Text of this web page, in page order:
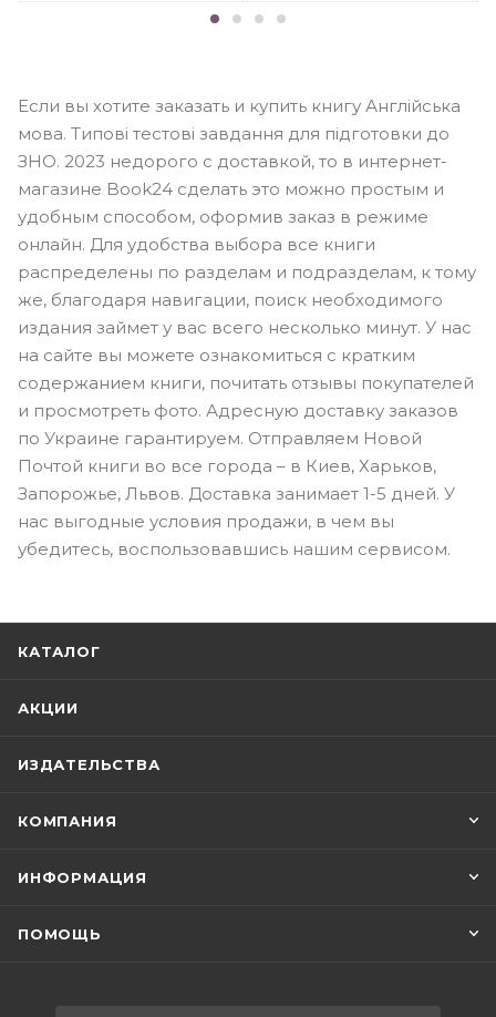
Если вы хотите заказать и купить книгу Англійська
мова. Типові тестові завдання для підготовки до
ЗНО. 2023 недорого с доставкой, то в интернет-
магазине Book24 сделать это можно простым и
удобным способом, оформив заказ в режиме
онлайн. Для удобства выбора все книги
распределены по разделам и подразделам, к тому
же, благодаря навигации, поиск необходимого
издания займет у вас всего несколько минут. У нас
на сайте вы можете ознакомиться с кратким
содержанием книги, почитать отзывы покупателей
и просмотреть фото. Адресную доставку заказов
по Украине гарантируем. Отправляем Новой
Почтой книги во все города – в Киев, Харьков,
Запорожье, Львов. Доставка занимает 1-5 дней. У
нас выгодные условия продажи, в чем вы
убедитесь, воспользовавшись нашим сервисом.
КАТАЛОГ
АКЦИИ
ИЗДАТЕЛЬСТВА
КОМПАНИЯ
ИНФОРМАЦИЯ
ПОМОЩЬ